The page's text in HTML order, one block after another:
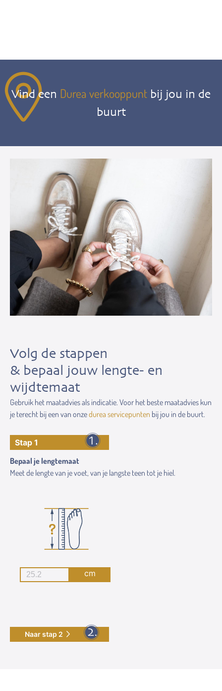
Vind een Durea verkooppunt bij jou in de
buurt
Volg de stappen
& bepaal jouw lengte- en
wijdtemaat
Gebruik het maatadvies als indicatie. Voor het beste maatadvies kun
je terecht bij een van onzedurea servicepunten bij jou in de buurt.
Stap 1
Bepaal je lengtemaat
Meet de lengte van je voet, van je langste teen tot je hiel.
cm
Naar stap 2